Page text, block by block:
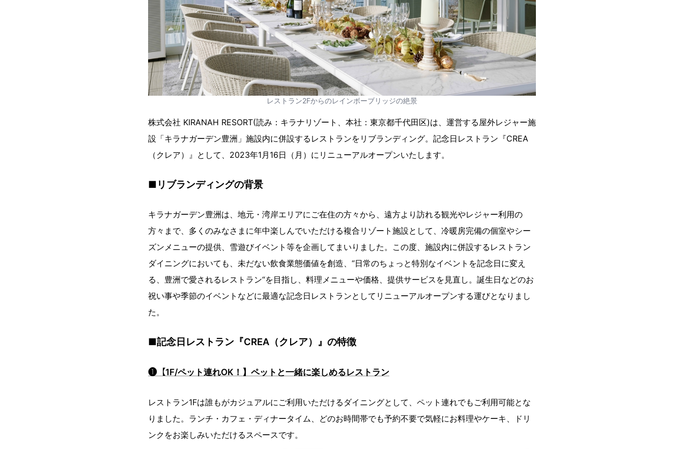
レストラン2Fからのレインボーブリッジの絶景
株式会社 KIRANAH RESORT(読み：キラナリゾート、本社：東京都千代田区)は、運営する屋外レジャー施
設「キラナガーデン豊洲」施設内に併設するレストランをリブランディング。記念日レストラン『CREA
（クレア）』として、2023年1月16日（月）にリニューアルオープンいたします。
■リブランディングの背景
キラナガーデン豊洲は、地元・湾岸エリアにご在住の方々から、遠方より訪れる観光やレジャー利用の
方々まで、多くのみなさまに年中楽しんでいただける複合リゾート施設として、冷暖房完備の個室やシー
ズンメニューの提供、雪遊びイベント等を企画してまいりました。この度、施設内に併設するレストラン
ダイニングにおいても、未だない飲食業態価値を創造、“日常のちょっと特別なイベントを記念日に変え
る、豊洲で愛されるレストラン“を目指し、料理メニューや価格、提供サービスを見直し。誕生日などのお
祝い事や季節のイベントなどに最適な記念日レストランとしてリニューアルオープンする運びとなりまし
た。
■記念日レストラン『CREA（クレア）』の特徴
❶【1F/ペット連れOK！】ペットと一緒に楽しめるレストラン
レストラン1Fは誰もがカジュアルにご利用いただけるダイニングとして、ペット連れでもご利用可能とな
りました。ランチ・カフェ・ディナータイム、どのお時間帯でも予約不要で気軽にお料理やケーキ、ドリ
ンクをお楽しみいただけるスペースです。